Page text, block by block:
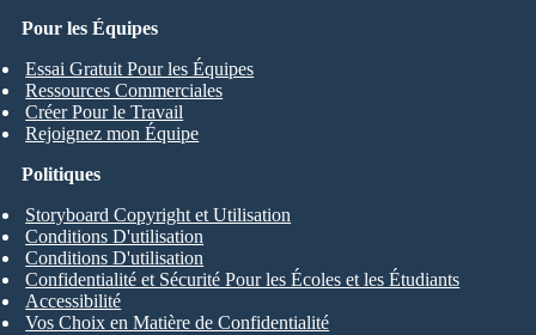
Pour les Équipes
Essai Gratuit Pour les Équipes
Ressources Commerciales
Créer Pour le Travail
Rejoignez mon Équipe
Politiques
Storyboard Copyright et Utilisation
Conditions D'utilisation
Conditions D'utilisation
Confidentialité et Sécurité Pour les Écoles et les Étudiants
Accessibilité
Vos Choix en Matière de Confidentialité